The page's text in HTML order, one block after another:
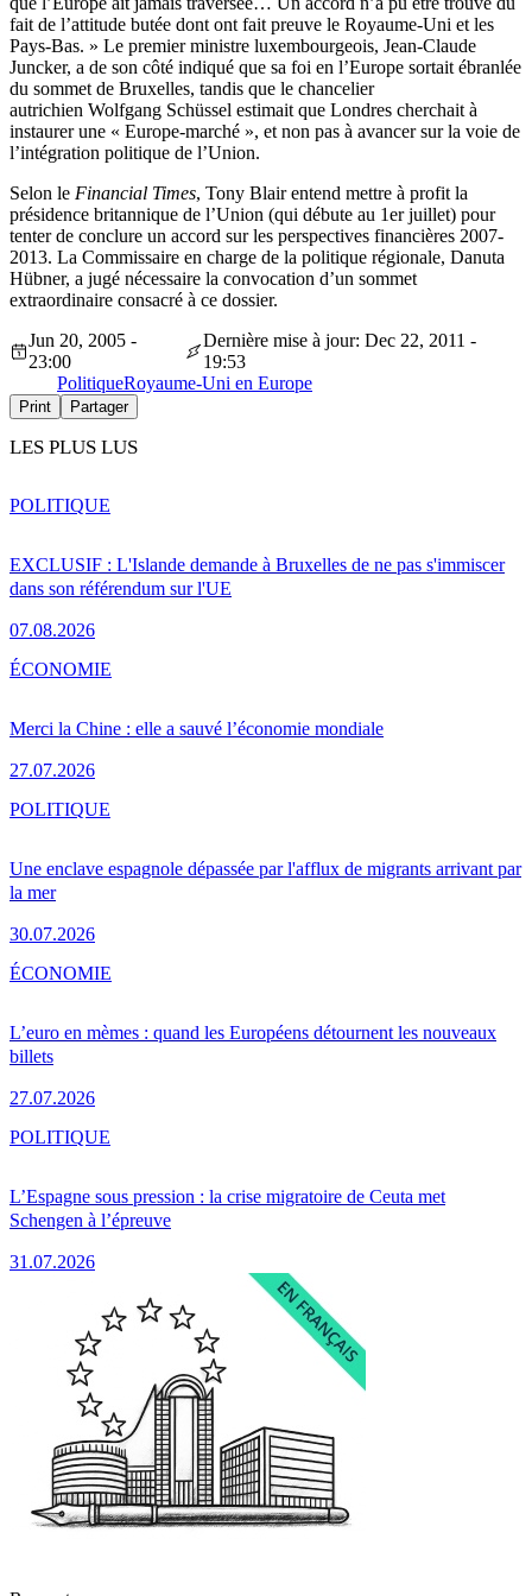
fait de l’attitude butée dont ont fait preuve le Royaume-Uni et les
Pays-Bas. » Le premier ministre luxembourgeois, Jean-Claude
Juncker, a de son côté indiqué que sa foi en l’Europe sortait ébranlée
du sommet de Bruxelles, tandis que le chancelier
autrichien Wolfgang Schüssel estimait que Londres cherchait à
instaurer une « Europe-marché », et non pas à avancer sur la voie de
l’intégration politique de l’Union.
Selon le Financial Times, Tony Blair entend mettre à profit la
présidence britannique de l’Union (qui débute au 1er juillet) pour
tenter de conclure un accord sur les perspectives financières 2007-
2013. La Commissaire en charge de la politique régionale, Danuta
Hübner, a jugé nécessaire la convocation d’un sommet
extraordinaire consacré à ce dossier.
Jun 20, 2005 -
23:00
Dernière mise à jour: Dec 22, 2011 -
19:53
PolitiqueRoyaume-Uni en Europe
Print Partager
LES PLUS LUS
EXCLUSIF : L'Islande demande à Bruxelles de ne pas s'immiscer
dans son référendum sur l'UE
07.08.2026
POLITIQUE
Merci la Chine : elle a sauvé l’économie mondiale
27.07.2026
ÉCONOMIE
Une enclave espagnole dépassée par l'afflux de migrants arrivant par
la mer
30.07.2026
POLITIQUE
L’euro en mèmes : quand les Européens détournent les nouveaux
billets
27.07.2026
ÉCONOMIE
L’Espagne sous pression : la crise migratoire de Ceuta met
Schengen à l’épreuve
31.07.2026
POLITIQUE